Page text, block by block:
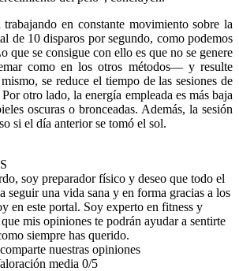
en constante movimiento sobre la
de 10 disparos por segundo, como podemos
que se consigue con ello es que no se genere
como en los otros métodos— y resulte
se reduce el tiempo de las sesiones de
otro lado, la energía empleada es más baja
oscuras o bronceadas. Además, la sesión
si el día anterior se tomó el sol.
soy preparador físico y deseo que todo el
seguir una vida sana y en forma gracias a los
en este portal. Soy experto en fitness y
mis opiniones te podrán ayudar a sentirte
siempre has querido.
nuestras opiniones
media 0/5